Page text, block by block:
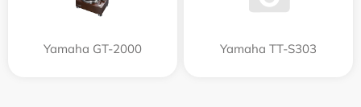
Yamaha GT-2000 Yamaha TT-S303